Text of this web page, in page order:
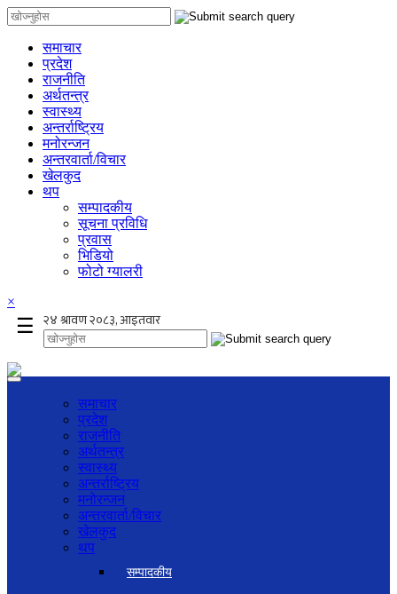
समाचार
प्रदेश
राजनीति
अर्थतन्त्र
स्वास्थ्य
अन्तर्राष्ट्रिय
मनोरन्जन
अन्तरवार्ता/विचार
खेलकुद
थप
सम्पादकीय
सूचना प्रविधि
प्रवास
भिडियो
फोटो ग्यालरी
×
☰
समाचार
प्रदेश
राजनीति
अर्थतन्त्र
स्वास्थ्य
अन्तर्राष्ट्रिय
मनोरन्जन
अन्तरवार्ता/विचार
खेलकुद
थप
सम्पादकीय